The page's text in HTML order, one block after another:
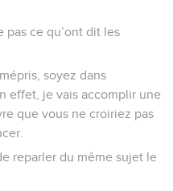
pas ce qu’ont dit les
soyez dans
effet, je vais accomplir une
que vous ne croiriez pas
reparler du même sujet le